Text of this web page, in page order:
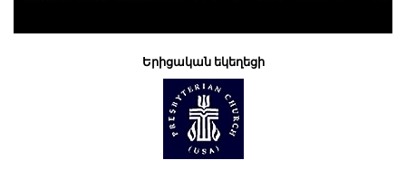
Երիցական եկեղեցի